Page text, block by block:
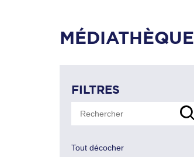
MÉDIATHÈQUE
FILTRES
Tout décocher